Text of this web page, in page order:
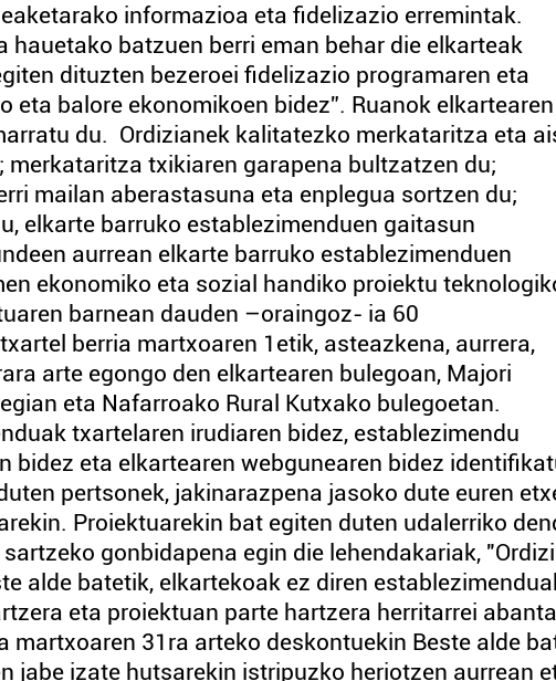
informazioa eta fidelizazio erremintak.
hauetako batzuen berri eman behar die elkarteak
dituzten bezeroei fidelizazio programaren eta
eta balore ekonomikoen bidez”. Ruanok elkartearen
du. Ordizianek kalitatezko merkataritza eta
txikiaren garapena bultzatzen du;
mailan aberastasuna eta enplegua sortzen du;
elkarte barruko establezimenduen gaitasun
aurrean elkarte barruko establezimenduen
ekonomiko eta sozial handiko proiektu
barnean dauden –oraingoz- ia 60
berria martxoaren 1etik, asteazkena, aurrera,
arte egongo den elkartearen bulegoan, Majori
eta Nafarroako Rural Kutxako bulegoetan.
txartelaren irudiaren bidez, establezimendu
bidez eta elkartearen webgunearen bidez
pertsonek, jakinarazpena jasoko dute euren
Proiektuarekin bat egiten duten udalerriko
gonbidapena egin die lehendakariak,
alde batetik, elkartekoak ez diren
eta proiektuan parte hartzera herritarrei
31ra arteko deskontuekin Beste alde
jabe izate hutsarekin istripuzko heriotzen aurrean